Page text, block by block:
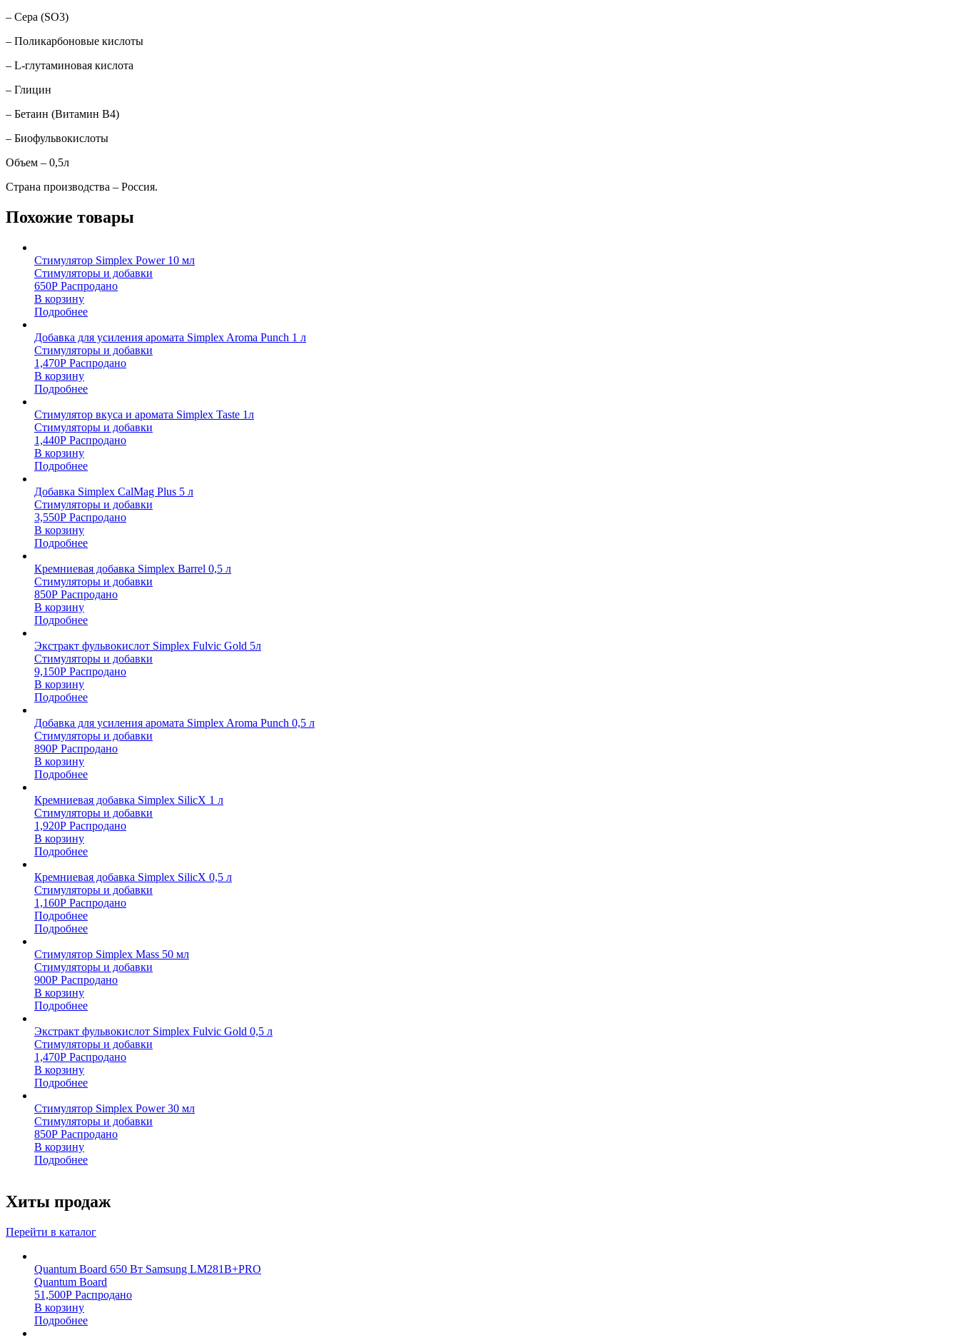
– Сера (SO3)
– Поликарбоновые кислоты
– L-глутаминовая кислота
– Глицин
– Бетаин (Витамин В4)
– Биофульвокислоты
Объем – 0,5л
Страна производства – Россия.
Похожие товары
Стимулятор Simplex Power 10 мл
Стимуляторы и добавки
650Р Распродано
В корзину
Подробнее
Добавка для усиления аромата Simplex Aroma Punch 1 л
Стимуляторы и добавки
1,470Р Распродано
В корзину
Подробнее
Стимулятор вкуса и аромата Simplex Taste 1л
Стимуляторы и добавки
1,440Р Распродано
В корзину
Подробнее
Добавка Simplex CalMag Plus 5 л
Стимуляторы и добавки
3,550Р Распродано
В корзину
Подробнее
Кремниевая добавка Simplex Barrel 0,5 л
Стимуляторы и добавки
850Р Распродано
В корзину
Подробнее
Экстракт фульвокислот Simplex Fulvic Gold 5л
Стимуляторы и добавки
9,150Р Распродано
В корзину
Подробнее
Добавка для усиления аромата Simplex Aroma Punch 0,5 л
Стимуляторы и добавки
890Р Распродано
В корзину
Подробнее
Кремниевая добавка Simplex SilicX 1 л
Стимуляторы и добавки
1,920Р Распродано
В корзину
Подробнее
Кремниевая добавка Simplex SilicX 0,5 л
Стимуляторы и добавки
1,160Р Распродано
Подробнее
Подробнее
Стимулятор Simplex Mass 50 мл
Стимуляторы и добавки
900Р Распродано
В корзину
Подробнее
Экстракт фульвокислот Simplex Fulvic Gold 0,5 л
Стимуляторы и добавки
1,470Р Распродано
В корзину
Подробнее
Стимулятор Simplex Power 30 мл
Стимуляторы и добавки
850Р Распродано
В корзину
Подробнее
Хиты продаж
Перейти в каталог
Quantum Board 650 Вт Samsung LM281B+PRO
Quantum Board
51,500Р Распродано
В корзину
Подробнее